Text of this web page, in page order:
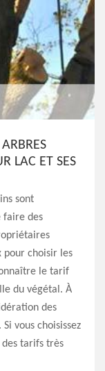
LAC ET SES
sont
faire des
pour choisir les
le tarif
du végétal. À
des
vous choisissez
tarifs très